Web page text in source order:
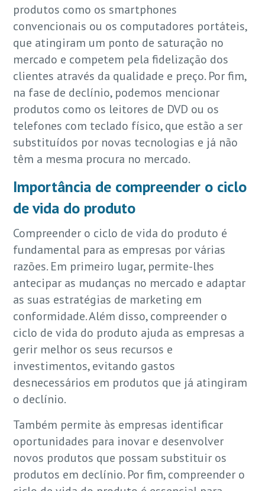
produtos como os smartphones
convencionais ou os computadores portáteis,
que atingiram um ponto de saturação no
mercado e competem pela fidelização dos
clientes através da qualidade e preço. Por fim,
na fase de declínio, podemos mencionar
produtos como os leitores de DVD ou os
telefones com teclado físico, que estão a ser
substituídos por novas tecnologias e já não
têm a mesma procura no mercado.
Importância de compreender o ciclo
de vida do produto
Compreender o ciclo de vida do produto é
fundamental para as empresas por várias
razões. Em primeiro lugar, permite-lhes
antecipar as mudanças no mercado e adaptar
as suas estratégias de marketing em
conformidade. Além disso, compreender o
ciclo de vida do produto ajuda as empresas a
gerir melhor os seus recursos e
investimentos, evitando gastos
desnecessários em produtos que já atingiram
o declínio.
Também permite às empresas identificar
oportunidades para inovar e desenvolver
novos produtos que possam substituir os
produtos em declínio. Por fim, compreender o